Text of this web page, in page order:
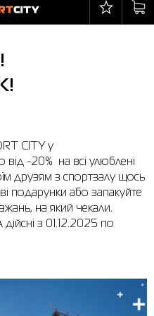
CITY у
-20% на всі улюблені
друзям з спортзалу щось
подарунки або запакуйте
на який чекали.
з 01.12.2025 по